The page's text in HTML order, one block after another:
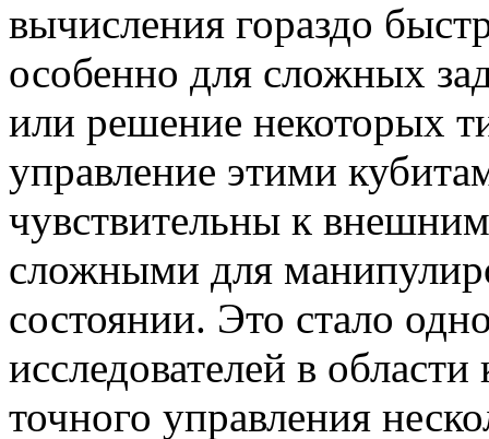
вычисления гораздо
особенно для сложных
или решение некоторых
управление этими
чувствительны к
сложными для
состоянии. Это стало
исследователей в
точного управления